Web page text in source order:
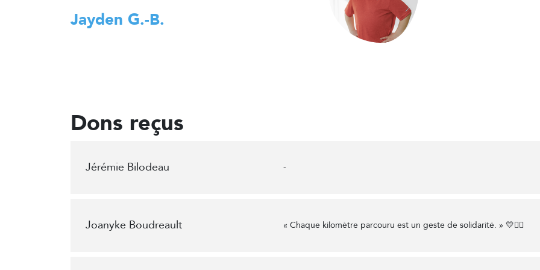
Jayden G.-B.
Dons reçus
Jérémie Bilodeau -
Joanyke Boudreault « Chaque kilomètre parcouru est un geste de solidarité. » 💛🚴‍♂️